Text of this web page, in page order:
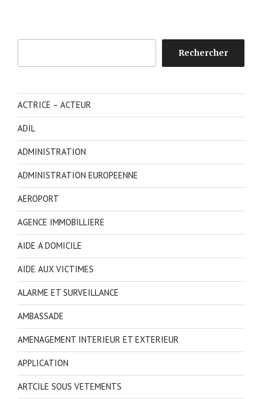
Rechercher
ACTRICE – ACTEUR
ADIL
ADMINISTRATION
ADMINISTRATION EUROPEENNE
AEROPORT
AGENCE IMMOBILLIERE
AIDE A DOMICILE
AIDE AUX VICTIMES
ALARME ET SURVEILLANCE
AMBASSADE
AMENAGEMENT INTERIEUR ET EXTERIEUR
APPLICATION
ARTCILE SOUS VETEMENTS